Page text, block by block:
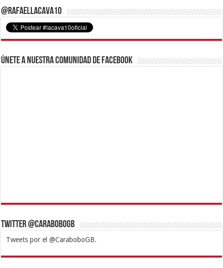
@RafaelLacava10
Únete a nuestra comunidad de Facebook
Twitter @CaraboboGB
Tweets por el @CaraboboGB.
1xbetBetturkeyBetistKralbetSupertotobetTipobetMatadorbetMariobet
https://mvbcasino.com/